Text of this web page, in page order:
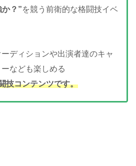
？”を競う前衛的な格闘技イベ
ディションや出演者達のキャ
なども楽しめる
技コンテンツです。